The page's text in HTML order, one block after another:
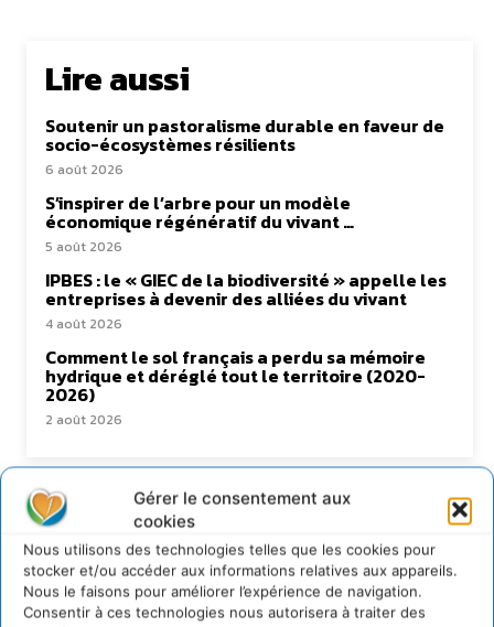
Gérer le consentement aux
cookies
Nous utilisons des technologies telles que les cookies pour
stocker et/ou accéder aux informations relatives aux appareils.
Nous le faisons pour améliorer l’expérience de navigation.
Consentir à ces technologies nous autorisera à traiter des
Lire aussi
Soutenir un pastoralisme durable en faveur de
socio-écosystèmes résilients
6 août 2026
S’inspirer de l’arbre pour un modèle
économique régénératif du vivant …
5 août 2026
IPBES : le « GIEC de la biodiversité » appelle les
entreprises à devenir des alliées du vivant
4 août 2026
Comment le sol français a perdu sa mémoire
hydrique et déréglé tout le territoire (2020-
2026)
2 août 2026
Newsletter